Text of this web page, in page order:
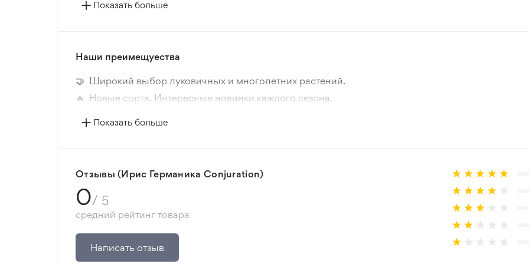
Цвет цветка
Размер цветка
Цвет растения
Морозостойкость
Расстояние посадки
Место посадки
Обычная почва
Показать больше
Наши преимещуества
🤝 Широкий выбор луковичных и многолетних растений.
🔥 Новые сорта. Интересные новинки каждого сезона.
📸 Соответствие сортов. Совпадение фотографии товара и реального растения.
Показать больше
Отзывы (Ирис Германика Conjuration)
0/ 5
средний рейтинг товара
Написать отзыв